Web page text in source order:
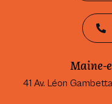
Maine-
41 Av. Léon